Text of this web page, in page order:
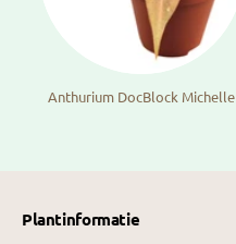
Anthurium DocBlock Michelle
Plantinformatie